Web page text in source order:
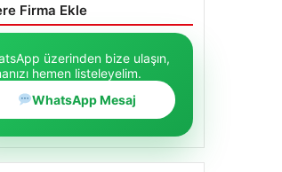
Firma Ekle
üzerinden bize ulaşın,
hemen listeleyelim.
WhatsApp Mesaj